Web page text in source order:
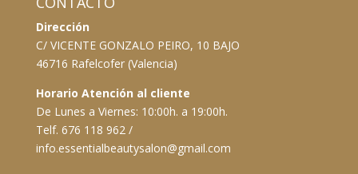
Dirección
C/ VICENTE GONZALO PEIRO, 10 BAJO
46716 Rafelcofer (Valencia)
Horario Atención al cliente
De Lunes a Viernes: 10:00h. a 19:00h.
Telf. 676 118 962 /
info.essentialbeautysalon@gmail.com